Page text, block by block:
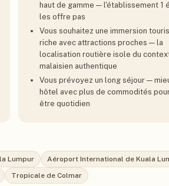
haut de gamme — l'établissement 1
les offre pas
Vous souhaitez une immersion
riche avec attractions proches — la
localisation routière isole du
malaisien authentique
Vous prévoyez un long séjour —
hôtel avec plus de commodités
être quotidien
Lumpur
Aéroport International de Kuala
Tropicale de Colmar